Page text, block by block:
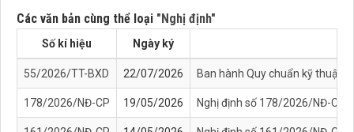
Các văn bản cùng thể loại "Nghị định"
Số kí hiệu Ngày ký
55/2026/TT-BXD 22/07/2026 Ban hành Quy chuẩn kỹ thuật
178/2026/NĐ-CP 19/05/2026 Nghị định số 178/2026/NĐ-CP